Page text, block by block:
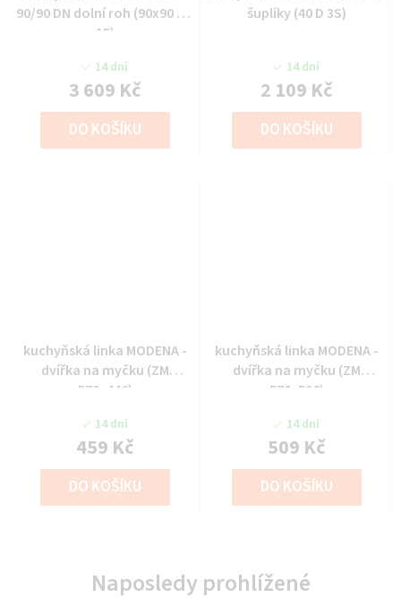
90/90 DN dolní roh (90x90 DN
1F)
14 dní
3 609 Kč
DO KOŠÍKU
šuplíky (40 D 3S)
14 dní
2 109 Kč
DO KOŠÍKU
kuchyňská linka MODENA -
dvířka na myčku (ZM
570x446)
14 dní
459 Kč
DO KOŠÍKU
kuchyňská linka MODENA -
dvířka na myčku (ZM
570x596)
14 dní
509 Kč
DO KOŠÍKU
Naposledy prohlížené